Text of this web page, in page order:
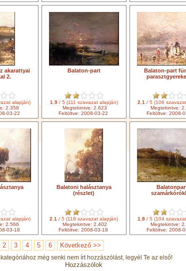
akarattyai
2.
alapján)
2.358
03-22
Balaton-part
1.9/ 5 (111 szavazat alapján)
Megtekintve: 2.623
Feltöltve: 2008-03-22
Balaton-part
2.1 / 5 (106
Megtekintve:
Feltöltve: 2008-
alapján)
2.566
03-18
Balatoni halásztanya
(részlet)
2.1 / 5 (118 szavazat alapján)
Megtekintve: 2.402
Feltöltve: 2008-03-18
1.8/ 5 (104
Megtekintve:
Feltöltve: 2008-
2 3 4 5 6 Következő >>
kategóriához még senki nem írt hozzászólást, legyél Te az első!
Hozzászólok